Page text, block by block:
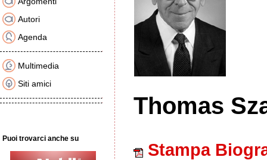
Autori
Agenda
Multimedia
Siti amici
Puoi trovarci anche su
Thomas
Stampa